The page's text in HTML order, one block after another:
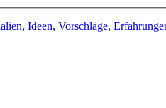
Ideen, Vorschläge,